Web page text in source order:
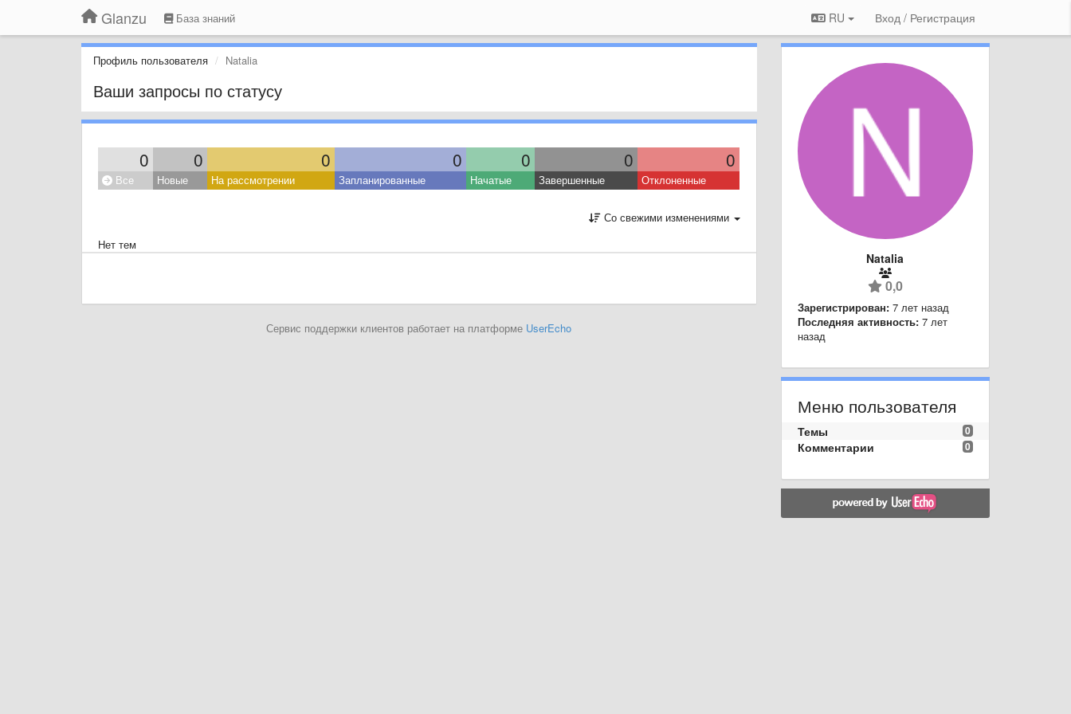
Glanzu База знаний RU Вход / Регистрация
Профиль пользователя Natalia
Ваши запросы по статусу
0 0 0 0 0 0 0
Все Новые На рассмотрении Запланированные Начатые Завершенные Отклоненные
Со свежими изменениями
Нет тем
Сервис поддержки клиентов работает на платформе UserEcho
Natalia
0,0
Зарегистрирован: 7 лет назад
Последняя активность: 7 лет
назад
Меню пользователя
0
Темы
0
Комментарии